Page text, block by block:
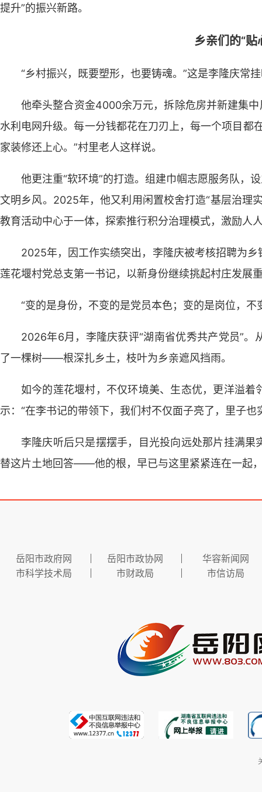
提升”的振兴新路。
乡亲们的“贴
“乡村振兴，既要塑形，也要铸魂。”这是李隆庆常
他牵头整合资金4000余万元，拆除危房并新建集
水利电网升级。每一分钱都花在刀刃上，每一个项目都
家装修还上心。”村里老人这样说。
他更注重“软环境”的打造。组建巾帼志愿服务队，
文明乡风。2025年，他又利用闲置校舍打造“基层治理
教育活动中心于一体，探索推行积分治理模式，激励人
2025年，因工作实绩突出，李隆庆被考核招聘为
莲花堰村党总支第一书记，以新身份继续挑起村庄发展
“变的是身份，不变的是党员本色；变的是岗位，不
2026年6月，李隆庆获评“湖南省优秀共产党员”
了一棵树——根深扎乡土，枝叶为乡亲遮风挡雨。
如今的莲花堰村，不仅环境美、生态优，更洋溢
示：“在李书记的带领下，我们村不仅面子亮了，里子也
李隆庆听后只是摆摆手，目光投向远处那片挂满
替这片土地回答——他的根，早已与这里紧紧连在一起
岳阳市政府网 岳阳市政协网
华容新闻网
市科学技术局
市财政局 市信访局